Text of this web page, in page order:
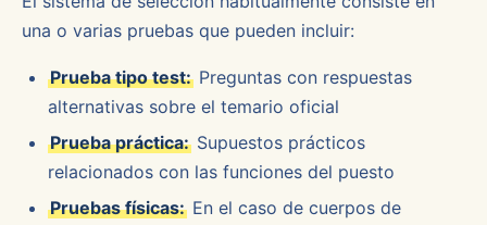
una o varias pruebas que pueden incluir:
Prueba tipo test: Preguntas con respuestas
alternativas sobre el temario oficial
Prueba práctica: Supuestos prácticos
relacionados con las funciones del puesto
Pruebas físicas: En el caso de cuerpos de